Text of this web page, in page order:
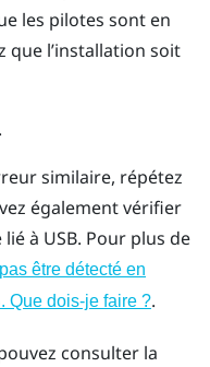
les pilotes sont en
que l’installation soit
similaire, répétez
également vérifier
à USB. Pour plus de
être détecté en
Que dois-je faire ?.
consulter la